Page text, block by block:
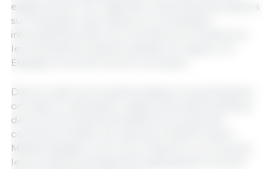
exigences de l’UE. L’agenda comprenait des sessions
sur l’évaluation des risques, la coordination
interinstitutionnelle, les contrôles aux frontières et
les mécanismes d’alerte sanitaire en vigueur en
Espagne et au sein du bloc européen.
Dans le cadre de la partie pratique, les participants
ont visité le Laboratoire régional de santé publique
de la Communauté de Madrid et le poste de
contrôle frontalier de l’aéroport Adolfo Suárez
Madrid-Barajas, où ils ont pu observer sur le terrain
les procédures d’inspection appliquées à l’entrée